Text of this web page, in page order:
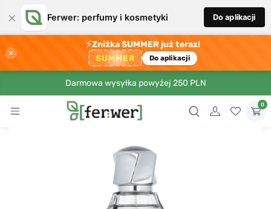
× Ferwer: perfumy i kosmetyki Do aplikacji
×
⚡Zniżka SUMMER już teraz!
SUMMER Do aplikacji
Darmowa wysyłka powyżej 250 PLN
0